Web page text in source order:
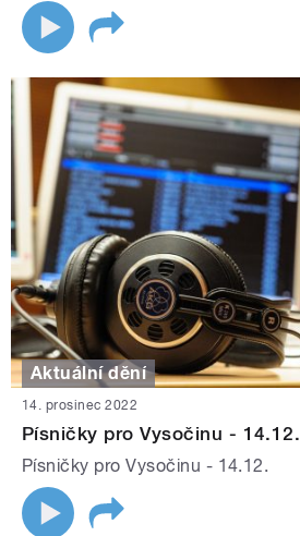
Aktuální dění
14. prosinec 2022
Písničky pro Vysočinu - 14.12.
Písničky pro Vysočinu - 14.12.